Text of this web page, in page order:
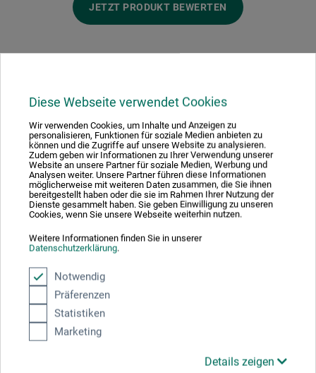
Diese Webseite verwendet Cookies
Wir verwenden Cookies, um Inhalte und Anzeigen zu
personalisieren, Funktionen für soziale Medien anbieten zu
können und die Zugriffe auf unsere Website zu analysieren.
Zudem geben wir Informationen zu Ihrer Verwendung unserer
Website an unsere Partner für soziale Medien, Werbung und
Analysen weiter. Unsere Partner führen diese Informationen
möglicherweise mit weiteren Daten zusammen, die Sie ihnen
bereitgestellt haben oder die sie im Rahmen Ihrer Nutzung der
Dienste gesammelt haben. Sie geben Einwilligung zu unseren
Cookies, wenn Sie unsere Webseite weiterhin nutzen.
Weitere Informationen finden Sie in unserer
Datenschutzerklärung.
Notwendig
Präferenzen
Statistiken
Marketing
Details zeigen
JETZT PRODUKT BEWERTEN
Hersteller-Kontakt
Hier finden Sie die Kontaktdaten des Herstellers zu
diesem Produkt.
Verlag Hermann Schmidt
DEUTSCHLAND
info@verlag-hermann-schmidt.de